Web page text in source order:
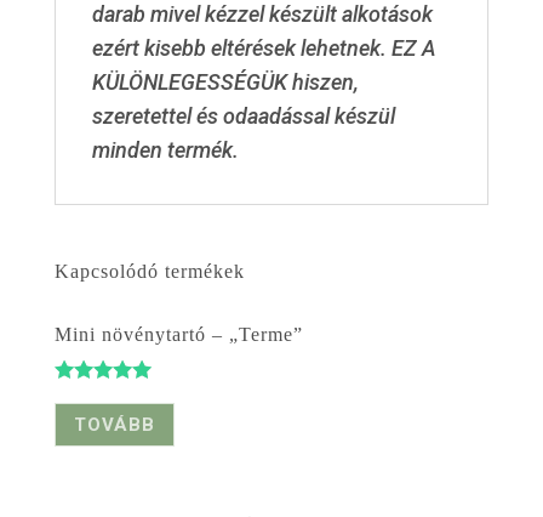
darab mivel kézzel készült alkotások
ezért kisebb eltérések lehetnek. EZ A
KÜLÖNLEGESSÉGÜK hiszen,
szeretettel és odaadással készül
minden termék.
Kapcsolódó termékek
Mini növénytartó – „Terme”
5.00TOVÁBB